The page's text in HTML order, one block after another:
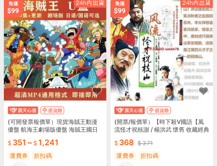
(可開發票報價單）現貨海賊王動漫
優盤 航海王劇場版優盤 海賊王國日
351 ~ 1,241
運費券 折扣碼
(開票/報價單）【時下殺V國語【風
流怪才祝枝謝 / 楊洪武 懷舊 收藏經典
368
371
運費券
折扣碼